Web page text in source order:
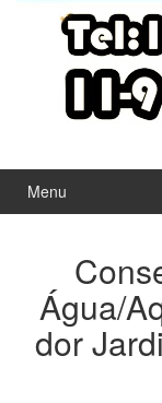
Menu
Água/
dor